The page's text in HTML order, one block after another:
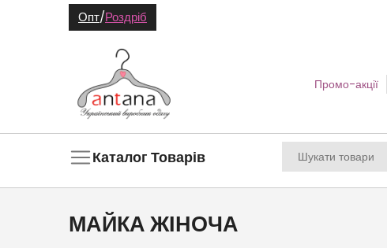
Опт/Роздріб
Промо-акції
Каталог Товарів
МАЙКА ЖІНОЧА